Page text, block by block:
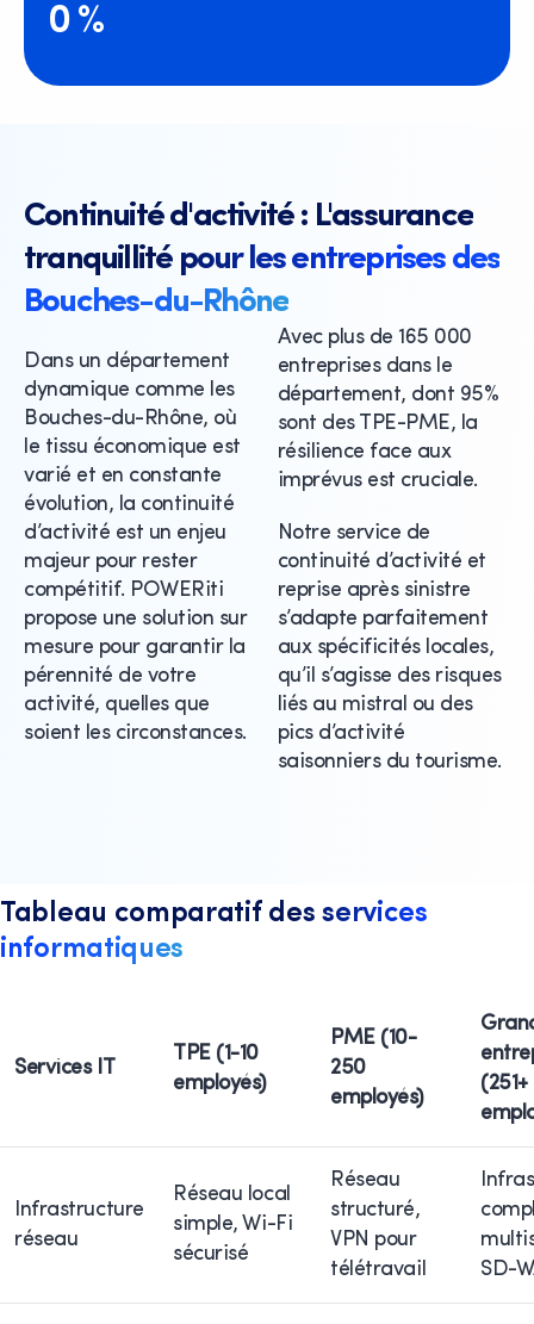
0 %
Continuité d'activité : L'assurance
tranquillité pour les entreprises des
Bouches-du-Rhône
Dans un département
dynamique comme les
Bouches-du-Rhône, où
le tissu économique est
varié et en constante
évolution, la continuité
d’activité est un enjeu
majeur pour rester
compétitif. POWERiti
propose une solution sur
mesure pour garantir la
pérennité de votre
activité, quelles que
soient les circonstances.
Avec plus de 165 000
entreprises dans le
département, dont 95%
sont des TPE-PME, la
résilience face aux
imprévus est cruciale.
Notre service de
continuité d’activité et
reprise après sinistre
s’adapte parfaitement
aux spécificités locales,
qu’il s’agisse des risques
liés au mistral ou des
pics d’activité
saisonniers du tourisme.
Tableau comparatif des services
informatiques
Services IT
TPE (1-10
employés)
PME (10-
250
employés)
(251+
Infrastructure
réseau
Réseau local
simple, Wi-Fi
sécurisé
Réseau
structuré,
VPN pour
télétravail
SD-